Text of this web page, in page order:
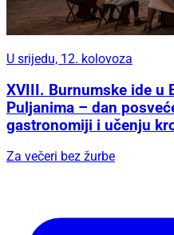
U srijedu, 12. kolovoza
XVIII. Burnumske ide u
Puljanima – dan
gastronomiji i učenju
Za večeri bez žurbe